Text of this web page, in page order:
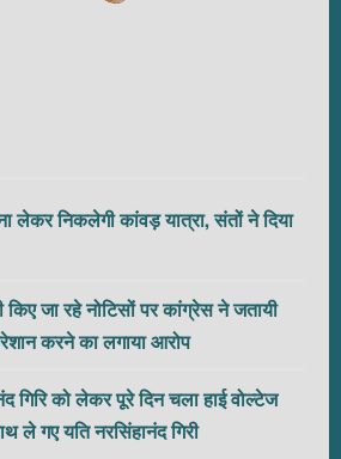
निकलेगी कांवड़ यात्रा, संतों ने दिया
जा रहे नोटिसों पर कांग्रेस ने जतायी
करने का लगाया आरोप
गिरि को लेकर पूरे दिन चला हाई वोल्टेज
ले गए यति नरसिंहानंद गिरी